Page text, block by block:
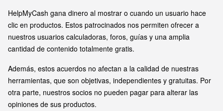
HelpMyCash gana dinero al mostrar o cuando un usuario hace
clic en productos. Estos patrocinados nos permiten ofrecer a
nuestros usuarios calculadoras, foros, guías y una amplia
cantidad de contenido totalmente gratis.
Además, estos acuerdos no afectan a la calidad de nuestras
herramientas, que son objetivas, independientes y gratuitas. Por
otra parte, nuestros socios no pueden pagar para alterar las
opiniones de sus productos.